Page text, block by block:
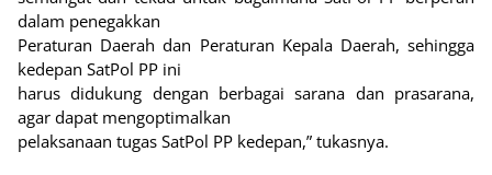
dalam penegakkan
Peraturan Daerah dan Peraturan Kepala Daerah, sehingga
kedepan SatPol PP ini
harus didukung dengan berbagai sarana dan prasarana,
agar dapat mengoptimalkan
pelaksanaan tugas SatPol PP kedepan,” tukasnya.